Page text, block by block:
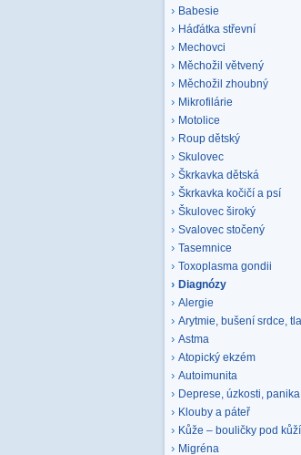
Babesie
Háďátka střevní
Mechovci
Měchožil větvený
Měchožil zhoubný
Mikrofilárie
Motolice
Roup dětský
Skulovec
Škrkavka dětská
Škrkavka kočičí a psí
Škulovec široký
Svalovec stočený
Tasemnice
Toxoplasma gondii
Diagnózy
Alergie
Arytmie, bušení srdce,
Astma
Atopický ekzém
Autoimunita
Deprese, úzkosti, panika
Klouby a páteř
Kůže – bouličky pod kůží
Migréna